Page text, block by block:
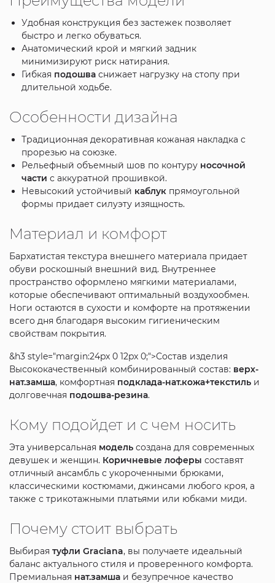
Удобная конструкция без застежек позволяет
быстро и легко обуваться.
Анатомический крой и мягкий задник
минимизируют риск натирания.
Гибкая подошваснижает нагрузку на стопу при
длительной ходьбе.
Особенности дизайна
Традиционная декоративная кожаная накладка с
прорезью на союзке.
Рельефный объемный шов по контуру носочной
части с аккуратной прошивкой.
Невысокий устойчивый каблукпрямоугольной
формы придает силуэту изящность.
Материал и комфорт
Бархатистая текстура внешнего материала придает
обуви роскошный внешний вид. Внутреннее
пространство оформлено мягкими материалами,
которые обеспечивают оптимальный воздухообмен.
Ноги остаются в сухости и комфорте на протяжении
всего дня благодаря высоким гигиеническим
свойствам покрытия.
&h3 style="margin:24px 0 12px 0;">Состав изделия
Высококачественный комбинированный состав: верх-
нат.замша, комфортная подклада-нат.кожа+текстильи
долговечная подошва-резина.
Кому подойдет и с чем носить
Эта универсальная модельсоздана для современных
девушек и женщин. Коричневые лоферы составят
отличный ансамбль с укороченными брюками,
классическими костюмами, джинсами любого кроя, а
также с трикотажными платьями или юбками миди.
Почему стоит выбрать
Выбирая туфли Graciana, вы получаете идеальный
баланс актуального стиля и проверенного комфорта.
Премиальная нат.замшаи безупречное качество